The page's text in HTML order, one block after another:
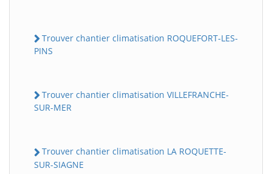
Trouver chantier climatisation ROQUEFORT-LES-
PINS
Trouver chantier climatisation VILLEFRANCHE-
SUR-MER
Trouver chantier climatisation LA ROQUETTE-
SUR-SIAGNE